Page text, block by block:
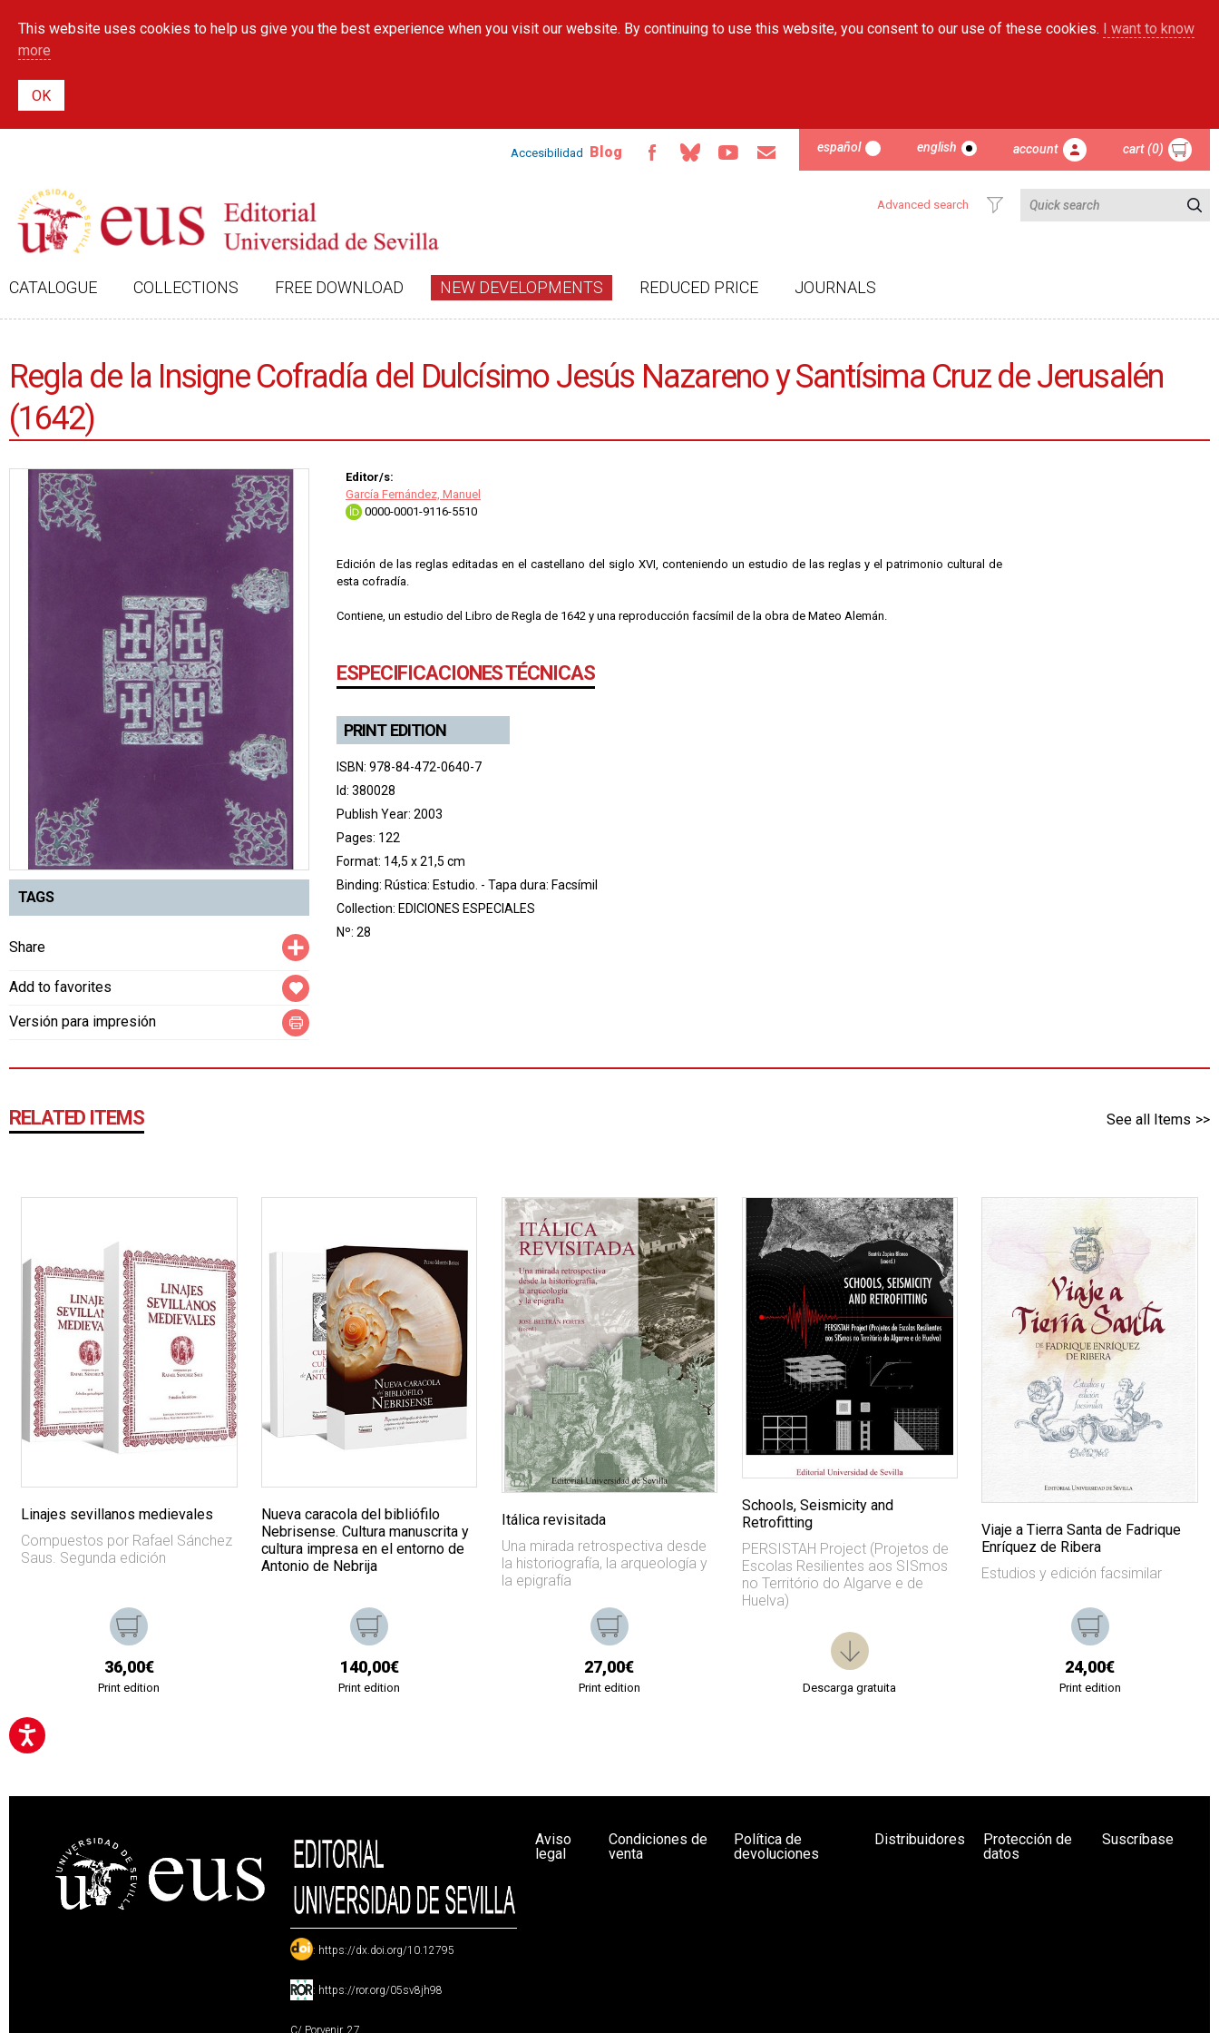
main
This website uses cookies to help us give you the best experience when you visit our website. By continuing to use this website, you consent to our use of these cookies. I want to know
more
Accesibilidad Blog español english account cart (0)
Advanced search
CATALOGUE COLLECTIONS FREE DOWNLOAD NEW DEVELOPMENTS REDUCED PRICE JOURNALS
Regla de la Insigne Cofradía del Dulcísimo Jesús Nazareno y Santísima Cruz de Jerusalén
(1642)
TAGS
Share Compartir
Add to favorites
Versión para impresión
Editor/s:
García Fernández, Manuel
0000-0001-9116-5510
Edición de las reglas editadas en el castellano del siglo XVI, conteniendo un estudio de las reglas y el patrimonio cultural de
esta cofradía.
Contiene, un estudio del Libro de Regla de 1642 y una reproducción facsímil de la obra de Mateo Alemán.
ESPECIFICACIONES TÉCNICAS
PRINT EDITION
ISBN: 978-84-472-0640-7
Id: 380028
Publish Year: 2003
Pages: 122
Format: 14,5 x 21,5 cm
Binding: Rústica: Estudio. - Tapa dura: Facsímil
Collection: EDICIONES ESPECIALES
Nº: 28
RELATED ITEMS See all Items
Linajes sevillanos medievales
Compuestos por Rafael Sánchez
Saus. Segunda edición
36,00€
Print edition
Nueva caracola del bibliófilo
Nebrisense. Cultura manuscrita y
cultura impresa en el entorno de
Antonio de Nebrija
140,00€
Print edition
Itálica revisitada
Una mirada retrospectiva desde
la historiografía, la arqueología y
la epigrafía
27,00€
Print edition
Schools, Seismicity and
Retrofitting
PERSISTAH Project (Projetos de
Escolas Resilientes aos SISmos
no Território do Algarve e de
Huelva)
Descarga gratuita
Viaje a Tierra Santa de Fadrique
Enríquez de Ribera
Estudios y edición facsimilar
24,00€
Print edition
: https://dx.doi.org/10.12795
: https://ror.org/05sv8jh98
C/ Porvenir, 27
Aviso
legal
Condiciones de
venta
Política de
devoluciones
Distribuidores
Protección de
datos
Suscríbase